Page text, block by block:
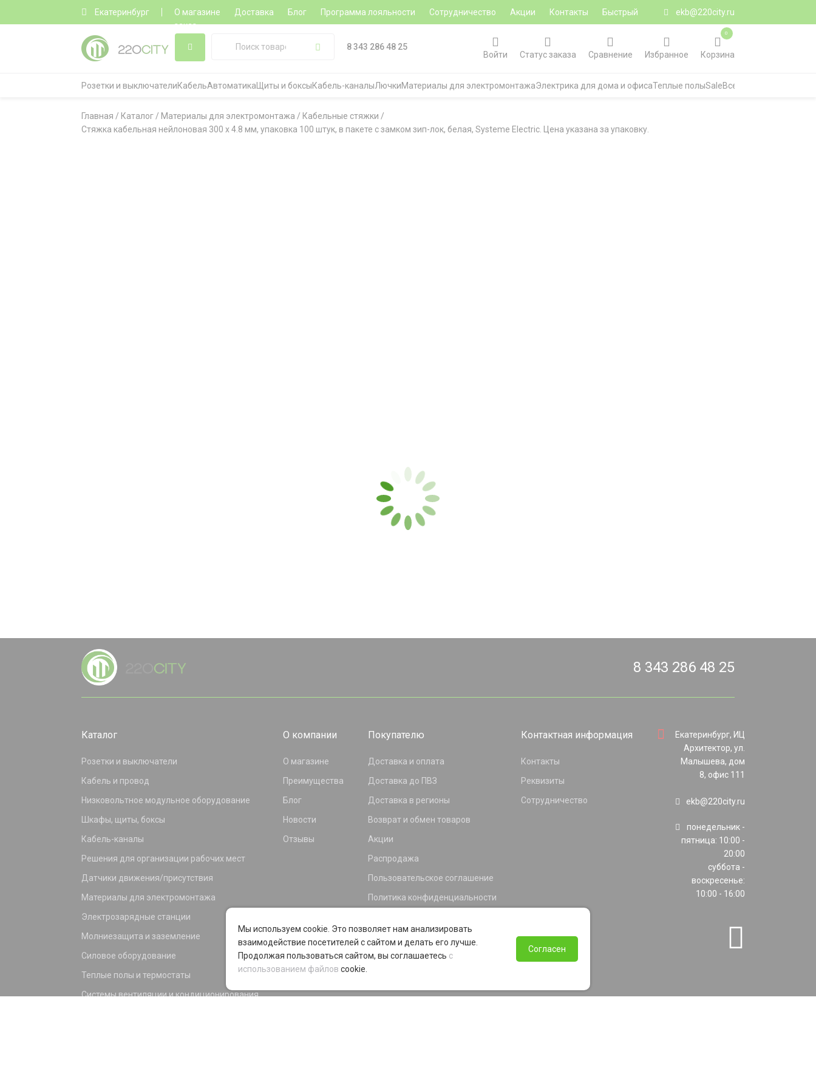
Екатеринбург О магазине Доставка Блог Программа лояльности Сотрудничество Акции Контакты
Быстрый
заказ
ekb@220city.ru
8 343 286 48 25
Войти
Статус заказа Сравнение Избранное Корзина
0
Розетки и выключателиКабельАвтоматика Щиты и боксыКабель-каналыЛючкиМатериалы для электромонтажаЭлектрика для дома и офисаТеплые полыSaleВсе категории
Главная / Каталог / Материалы для электромонтажа / Кабельные стяжки /
Стяжка кабельная нейлоновая 300 х 4.8 мм, упаковка 100 штук, в пакете с замком зип-лок, белая, Systeme Electric. Цена указана за упаковку.
8 343 286 48 25
Каталог
Розетки и выключатели
Кабель и провод
Низковольтное модульное оборудование
Шкафы, щиты, боксы
Кабель-каналы
Решения для организации рабочих мест
Датчики движения/присутствия
Материалы для электромонтажа
Электрозарядные станции
Молниезащита и заземление
Силовое оборудование
Теплые полы и термостаты
Системы вентиляции и кондиционирования
О компании
О магазине
Преимущества
Блог
Новости
Отзывы
Покупателю
Доставка и оплата
Доставка до ПВЗ
Доставка в регионы
Возврат и обмен товаров
Акции
Распродажа
Пользовательское соглашение
Политика конфиденциальности
Программа лояльности
Контактная информация
Контакты
Реквизиты
Сотрудничество
Екатеринбург, ИЦ
Архитектор, ул.
Малышева, дом
8, офис 111
ekb@220city.ru
понедельник -
пятница: 10:00 -
20:00
суббота -
воскресенье:
10:00 - 16:00
Мы используем cookie. Это позволяет нам анализировать
взаимодействие посетителей с сайтом и делать его лучше.
Продолжая пользоваться сайтом, вы соглашаетесь с
использованием файлов cookie.
Согласен